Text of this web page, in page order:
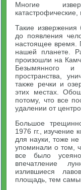
Многие
Такие
до появления
настоящее время.
нашей планете.
произошли на
Безымянного и
пространства,
также речки и
этих местах.
потому, что все
удалении от
Большое
1976 гг., изучение
для науки, тоже
упоминали о том,
все было
впечатление
излившиеся
площадь, тем